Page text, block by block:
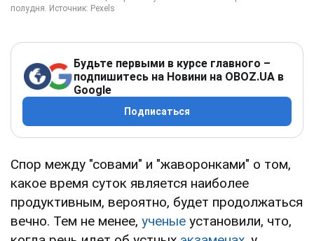
Будьте первыми в курсе главного –
подпишитесь на Новини на OBOZ.UA в
Google
Подписаться
Спор между "совами" и "жаворонками" о том,
какое время суток является наиболее
продуктивным, вероятно, будет продолжаться
вечно. Тем не менее, ученые установили, что,